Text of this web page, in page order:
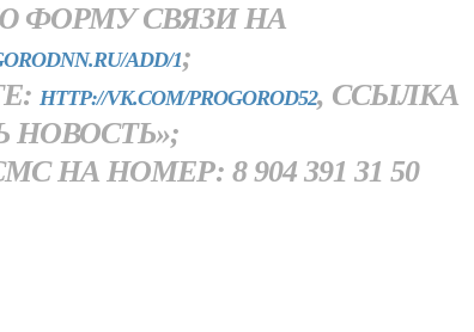
ФОРМУ СВЯЗИ НА
ADD/1;
HTTP://VK.COM/PROGOROD52, ССЫЛКА
НОВОСТЬ»;
НА НОМЕР: 8 904 391 31 50